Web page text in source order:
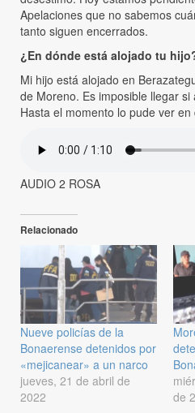
Apelaciones que no sabemos
tanto siguen encerrados.
¿En dónde está alojado tu
Mi hijo está alojado en
de Moreno. Es imposible llegar
Hasta el momento lo pude ver
AUDIO 2 ROSA
Relacionado
Nueve policías de la
Bonaerense detenidos por
«mejicanear» a un narco
jueves, 21 de abril de
2022
de